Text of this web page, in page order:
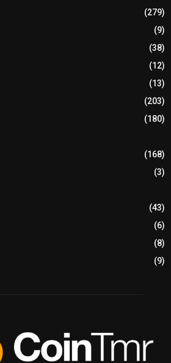
(279)
(9)
(38)
(12)
(13)
(203)
(180)
(168)
(3)
(43)
(6)
(8)
(9)